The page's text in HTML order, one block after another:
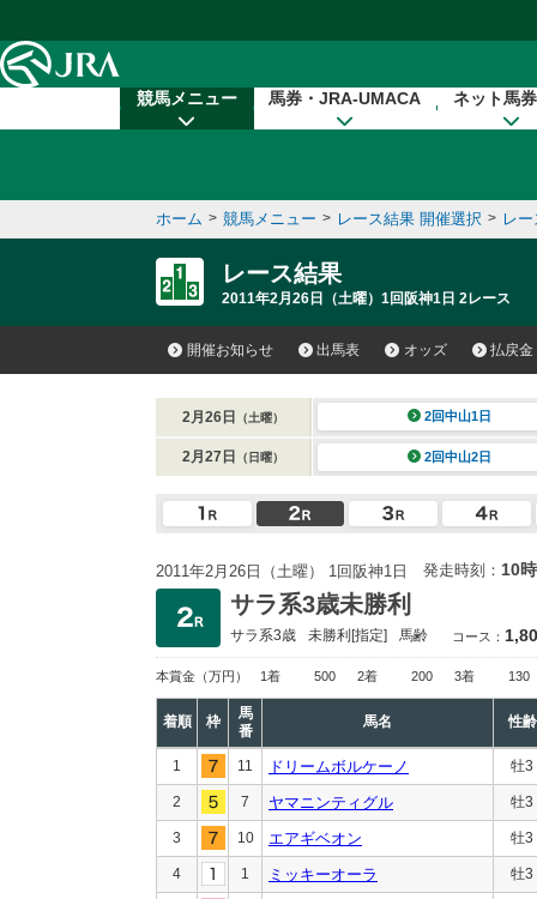
競馬メニュー 馬券・JRA-UMACA ネット馬
ホーム > 競馬メニュー > レース結果 開催選択 > レ
レース結果
2011年2月26日（土曜）1回阪神1日 2レース
開催お知らせ 出馬表 オッズ 払戻金
2月26日 （土曜） 2回中山1日
2月27日 （日曜） 2回中山2日
2011年2月26日（土曜） 1回阪神1日 発走時刻： 10
サラ系3歳未勝利
サラ系3歳 未勝利[指定] 馬齢 コース：
本賞金 （万円） 1着 500 2着 200 3着 130
着順 枠
馬
番
馬名 性齢
1 11 ドリームボルケーノ 牡3
2 7 ヤマニンティグル 牡3
3 10 エアギベオン 牡3
4 1 ミッキーオーラ 牡3